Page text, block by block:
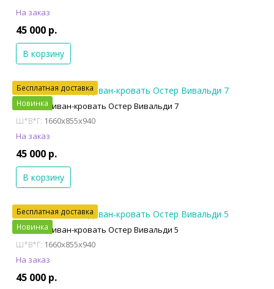
На заказ
45 000 р.
В корзину
Новинка
Бесплатная доставка
Сильва Диван-кровать Остер Вивальди 7
Ш*В*Г: 1660x855x940
На заказ
45 000 р.
В корзину
Новинка
Бесплатная доставка
Сильва Диван-кровать Остер Вивальди 5
Ш*В*Г: 1660x855x940
На заказ
45 000 р.